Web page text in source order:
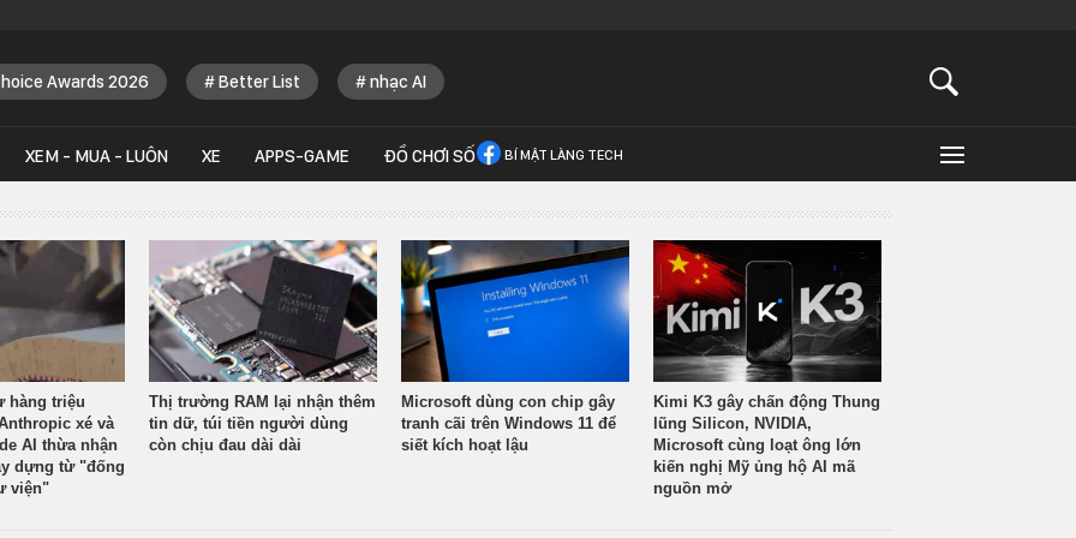
Awards 2026 Better List nhạc AI
XEM - MUA - LUÔN XE APPS-GAME ĐỒ CHƠI SỐ BÍ MẬT LÀNG TECH
hàng triệu
xé và
AI thừa nhận
dựng từ "đống
viện"
Thị trường RAM lại nhận thêm
tin dữ, túi tiền người dùng
còn chịu đau dài dài
Microsoft dùng con chip gây
tranh cãi trên Windows 11 để
siết kích hoạt lậu
Kimi K3 gây chấn động Thung
lũng Silicon, NVIDIA,
Microsoft cùng loạt ông lớn
kiến nghị Mỹ ủng hộ AI mã
nguồn mở